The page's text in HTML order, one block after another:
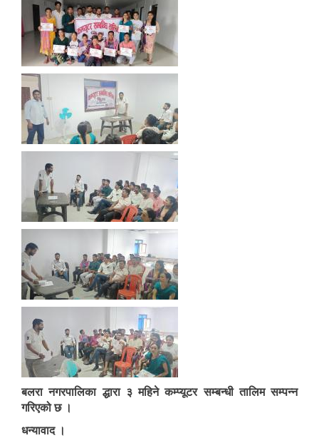
बलरा नगरपालिका द्धारा ३ महिने कम्प्यूटर सम्बन्धी तालिम सम्पन्न
गरिएको छ ।
धन्यावाद ।